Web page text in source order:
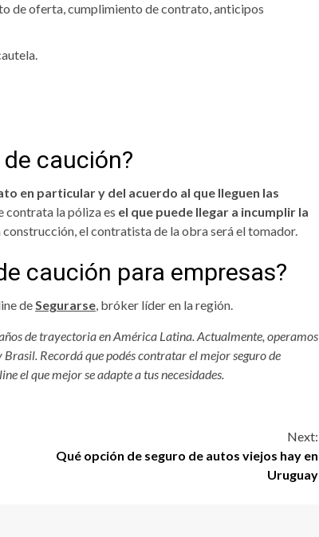
de oferta, cumplimiento de contrato, anticipos
caución?
en particular y del acuerdo al que lleguen las
contrata la póliza es el que puede llegar a incumplir la
construcción, el contratista de la obra será el tomador.
caución para empresas?
deSegurarse, bróker líder en la región.
de trayectoria en América Latina. Actualmente, operamos
Recordá que podés contratar el mejor seguro de
el que mejor se adapte a tus necesidades.
Next:
Qué opción de seguro de autos viejos hay en
Uruguay